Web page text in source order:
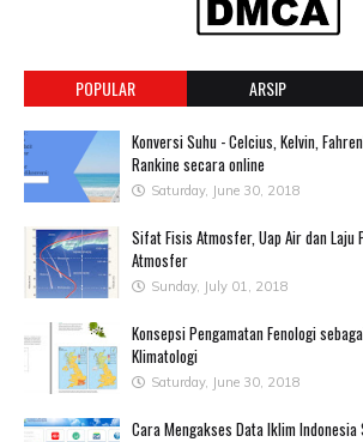
POPULAR ARSIP
Konversi Suhu - Celcius, Kelvin,
Rankine secara online
Saturday, June 30, 2018
Sifat Fisis Atmosfer, Uap Air dan Laju
Atmosfer
Sunday, July 01, 2018
Konsepsi Pengamatan Fenologi
Klimatologi
Saturday, June 30, 2018
Cara Mengakses Data Iklim